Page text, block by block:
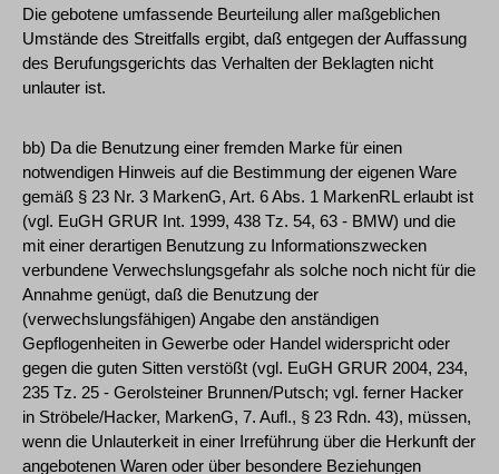
Die gebotene umfassende Beurteilung aller maßgeblichen
Umstände des Streitfalls ergibt, daß entgegen der Auffassung
des Berufungsgerichts das Verhalten der Beklagten nicht
unlauter ist.
bb) Da die Benutzung einer fremden Marke für einen
notwendigen Hinweis auf die Bestimmung der eigenen Ware
gemäß § 23 Nr. 3 MarkenG, Art. 6 Abs. 1 MarkenRL erlaubt ist
(vgl. EuGH GRUR Int. 1999, 438 Tz. 54, 63 - BMW) und die
mit einer derartigen Benutzung zu Informationszwecken
verbundene Verwechslungsgefahr als solche noch nicht für die
Annahme genügt, daß die Benutzung der
(verwechslungsfähigen) Angabe den anständigen
Gepflogenheiten in Gewerbe oder Handel widerspricht oder
gegen die guten Sitten verstößt (vgl. EuGH GRUR 2004, 234,
235 Tz. 25 - Gerolsteiner Brunnen/Putsch; vgl. ferner Hacker
in Ströbele/Hacker, MarkenG, 7. Aufl., § 23 Rdn. 43), müssen,
wenn die Unlauterkeit in einer Irreführung über die Herkunft der
angebotenen Waren oder über besondere Beziehungen